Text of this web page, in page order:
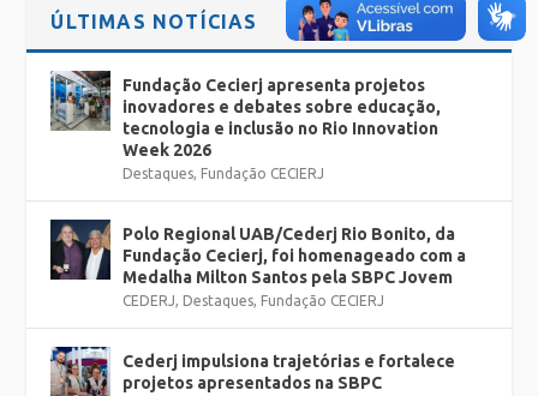
ÚLTIMAS NOTÍCIAS
Fundação Cecierj apresenta projetos
inovadores e debates sobre educação,
tecnologia e inclusão no Rio Innovation
Week 2026
Destaques, Fundação CECIERJ
Polo Regional UAB/Cederj Rio Bonito, da
Fundação Cecierj, foi homenageado com a
Medalha Milton Santos pela SBPC Jovem
CEDERJ, Destaques, Fundação CECIERJ
Cederj impulsiona trajetórias e fortalece
projetos apresentados na SBPC